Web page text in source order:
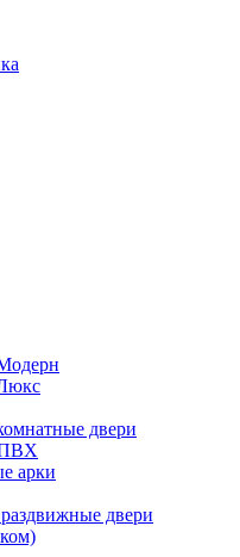
двери
ПВХ
арки
двери